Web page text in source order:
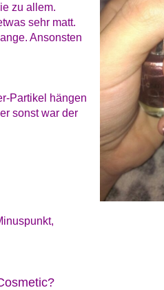
zu allem.
sehr matt.
Ansonsten
Partikel hängen
sonst war der